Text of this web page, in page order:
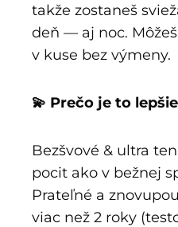
takže zostaneš
deň — aj noc.
v kuse bez výmeny.
💫 Prečo je to lepšie
Bezšvové & ultra
pocit ako v bežnej
Prateľné a
viac než 2 roky